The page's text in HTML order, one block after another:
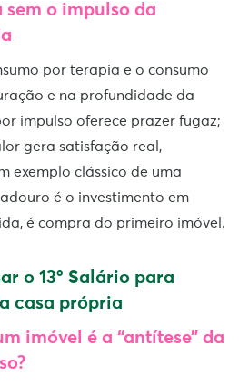
sem o impulso da
por terapia e o consumo
e na profundidade da
impulso oferece prazer fugaz;
gera satisfação real,
exemplo clássico de uma
é o investimento em
é compra do primeiro imóvel.
o 13º Salário para
casa própria
imóvel é a “antítese” da